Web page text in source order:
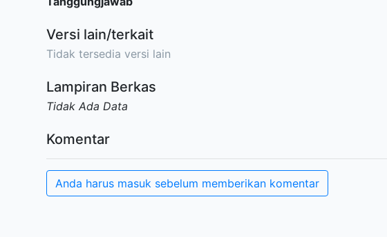
Versi lain/terkait
Tidak tersedia versi lain
Lampiran Berkas
Tidak Ada Data
Komentar
Anda harus masuk sebelum memberikan komentar